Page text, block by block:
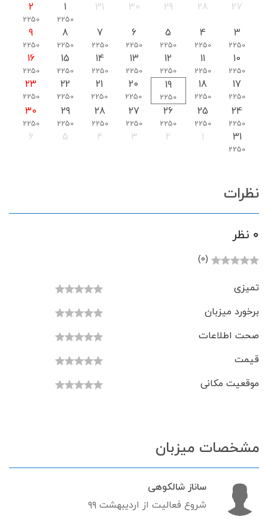
27
28
29
30
31
1
2250
2
2250
3
2250
4
2250
5
2250
6
2250
7
2250
8
2250
9
2250
10
2250
11
2250
12
2250
13
2250
14
2250
15
2250
16
2250
17
2250
18
2250
19
2250
20
2250
21
2250
22
2250
23
2250
24
2250
25
2250
26
2250
27
2250
28
2250
29
2250
30
2250
31
2250
1
2
3
4
5
6
نظرات
0 نظر
(0)
تمیزی
برخورد میزبان
صحت اطلاعات
قیمت
موقعیت مکانی
مشخصات میزبان
ساناز شالکوهی
شروع فعالیت از اردیبهشت ۹۹